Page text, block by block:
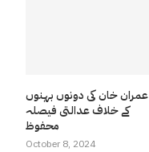
عمران خان کی دونوں بہنوں
کے خلاف عدالتی فیصلہ
محفوظ
October 8, 2024